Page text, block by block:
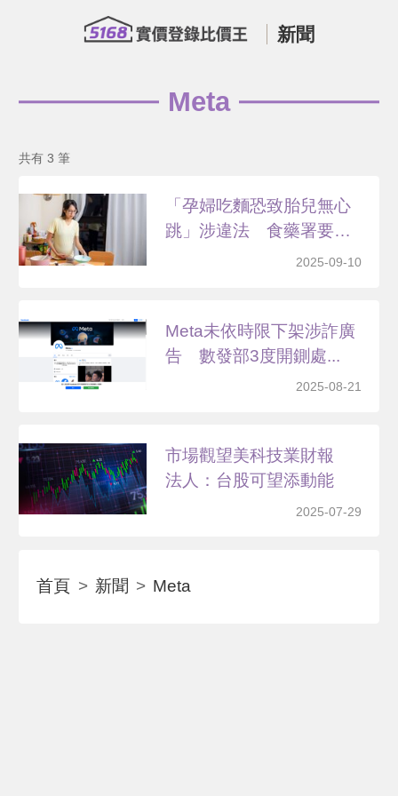
新聞
Meta
共有 3 筆
「孕婦吃麵恐致胎兒無心
跳」涉違法 食藥署要求
2025-09-10
Meta未依時限下架涉詐廣
告 數發部3度開鍘處...
2025-08-21
市場觀望美科技業財報
法人：台股可望添動能
2025-07-29
首頁 新聞 Meta